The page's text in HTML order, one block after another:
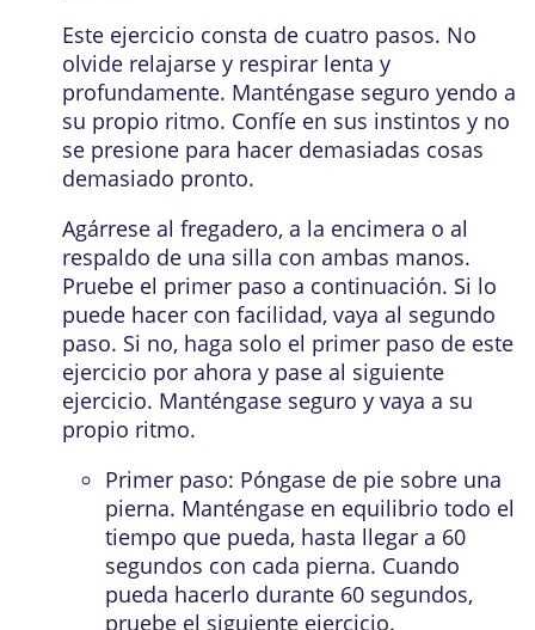
Este ejercicio consta de cuatro pasos. No
olvide relajarse y respirar lenta y
profundamente. Manténgase seguro yendo a
su propio ritmo. Confíe en sus instintos y no
se presione para hacer demasiadas cosas
demasiado pronto.
Agárrese al fregadero, a la encimera o al
respaldo de una silla con ambas manos.
Pruebe el primer paso a continuación. Si lo
puede hacer con facilidad, vaya al segundo
paso. Si no, haga solo el primer paso de este
ejercicio por ahora y pase al siguiente
ejercicio. Manténgase seguro y vaya a su
propio ritmo.
Primer paso: Póngase de pie sobre una
pierna. Manténgase en equilibrio todo el
tiempo que pueda, hasta llegar a 60
segundos con cada pierna. Cuando
pueda hacerlo durante 60 segundos,
pruebe el siguiente ejercicio.